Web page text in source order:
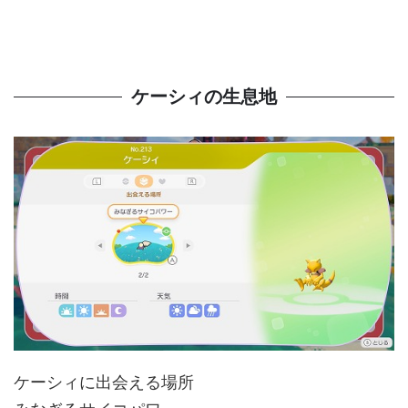
ケーシィの生息地
ケーシィに出会える場所